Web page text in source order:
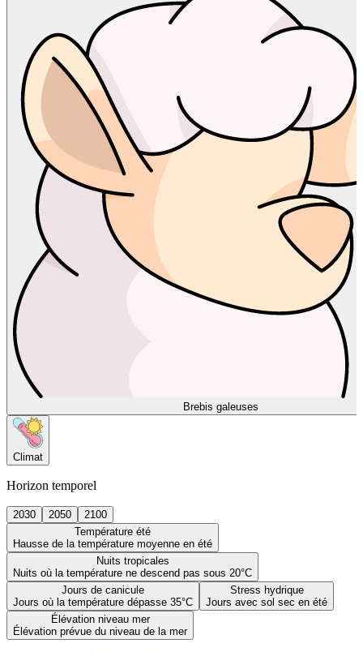
Brebis galeuses
Climat
Horizon temporel
2030 2050
2100
Température été
Hausse de la température moyenne en été
Nuits tropicales
Nuits où la température ne descend pas sous 20°C
Jours de canicule
Jours où la température dépasse 35°C
Stress hydrique
Jours avec sol sec en été
Élévation niveau mer
Élévation prévue du niveau de la mer